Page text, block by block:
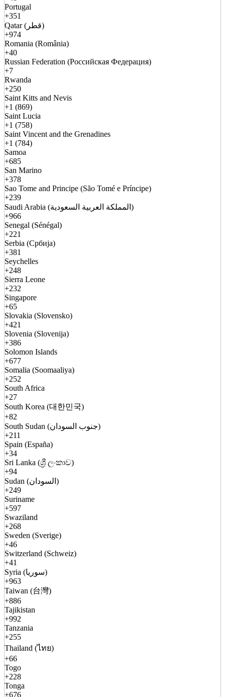
Portugal
+351
Qatar (قطر)
+974
Romania (România)
+40
Russian Federation (Российская Федерация)
+7
Rwanda
+250
Saint Kitts and Nevis
+1 (869)
Saint Lucia
+1 (758)
Saint Vincent and the Grenadines
+1 (784)
Samoa
+685
San Marino
+378
Sao Tome and Principe (São Tomé e Príncipe)
+239
Saudi Arabia (المملكة العربية السعودية)
+966
Senegal (Sénégal)
+221
Serbia (Србија)
+381
Seychelles
+248
Sierra Leone
+232
Singapore
+65
Slovakia (Slovensko)
+421
Slovenia (Slovenija)
+386
Solomon Islands
+677
Somalia (Soomaaliya)
+252
South Africa
+27
South Korea (대한민국)
+82
South Sudan (جنوب السودان)
+211
Spain (España)
+34
Sri Lanka (ශ්‍රී ලංකාව)
+94
Sudan (السودان)
+249
Suriname
+597
Swaziland
+268
Sweden (Sverige)
+46
Switzerland (Schweiz)
+41
Syria (سوريا)
+963
Taiwan (台灣)
+886
Tajikistan
+992
Tanzania
+255
Thailand (ไทย)
+66
Togo
+228
Tonga
+676